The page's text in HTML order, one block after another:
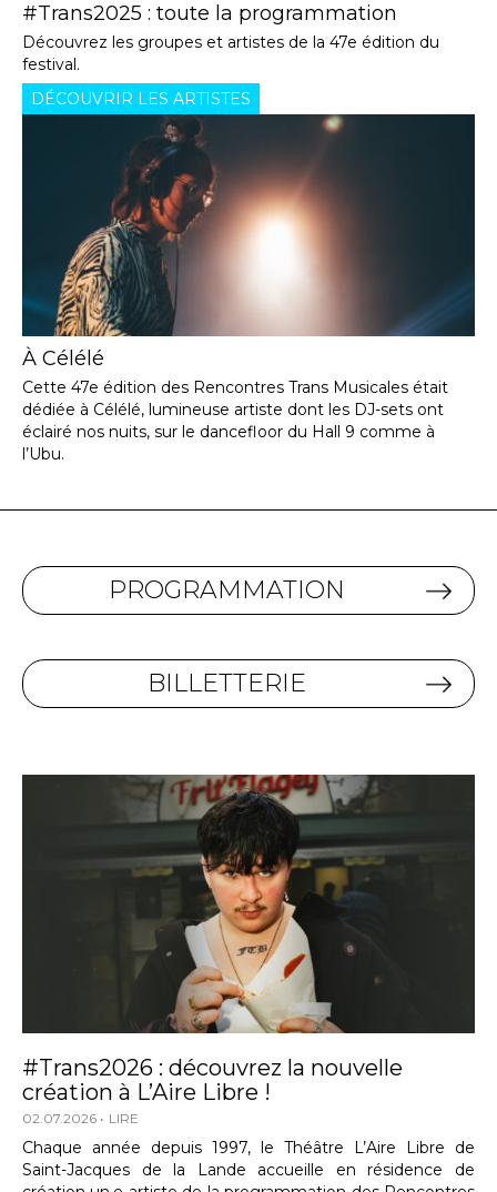
#Trans2025 : toute la programmation
Découvrez les groupes et artistes de la 47e édition du
festival.
DÉCOUVRIR LES ARTISTES
À Célélé
Cette 47e édition des Rencontres Trans Musicales était
dédiée à Célélé, lumineuse artiste dont les DJ-sets ont
éclairé nos nuits, sur le dancefloor du Hall 9 comme à
l’Ubu.
PROGRAMMATION
BILLETTERIE
#Trans2026 : découvrez la nouvelle
création à L’Aire Libre !
02.07.2026 LIRE
Chaque année depuis 1997, le Théâtre L’Aire Libre de
Saint-Jacques de la Lande accueille en résidence de